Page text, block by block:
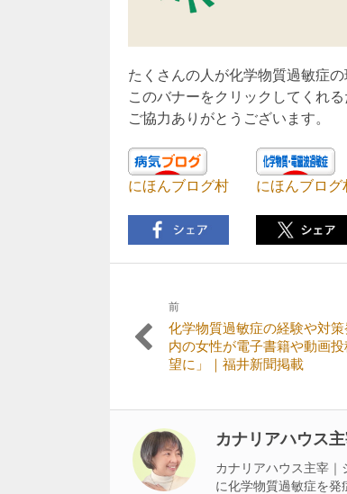
たくさんの人が化学物質過敏症
このバナーをクリックしてくれ
ご協力ありがとうございます。
にほんブログ村 にほんブログ
稿
ゲ
ー
シ
前
前
の
記
化学物質過敏症の経験や対
内の女性が電子書籍や動画
望に」｜福井新聞掲載
カナリアハウス
カナリアハウス主宰
に化学物質過敏症を